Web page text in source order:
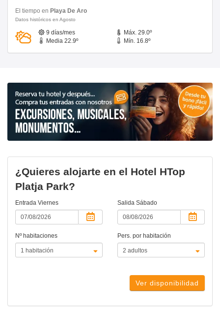
El tiempo en Playa De Aro
Datos históricos en Agosto
9 días/mes
Máx. 29.0º
Media 22.9º
Mín. 16.8º
¿Quieres alojarte en el Hotel HTop
Platja Park?
Entrada Viernes Salida Sábado
Nº habitaciones Pers. por habitación
Ver disponibilidad